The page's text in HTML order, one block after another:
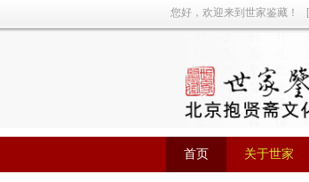
您好，欢迎来到世家鉴藏！ [
首页 关于世家